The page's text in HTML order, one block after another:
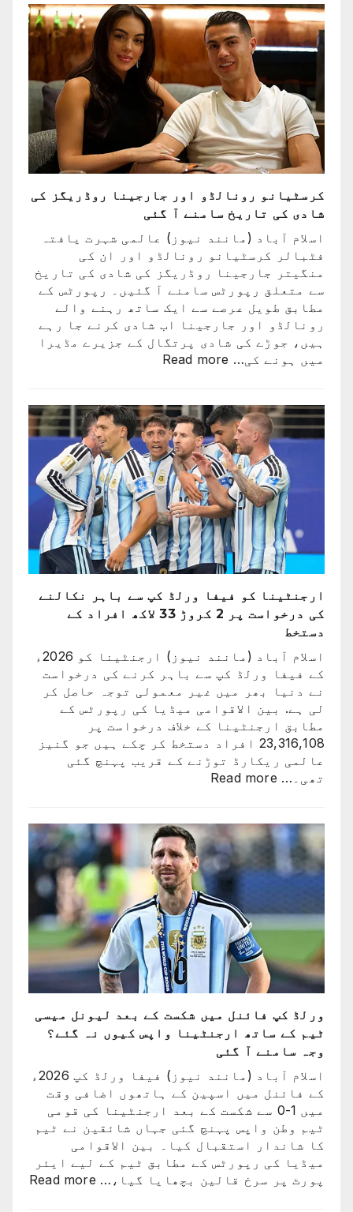
کرسٹیانو رونالڈو اور جارجینا روڈریگز کی
شادی کی تاریخ سامنے آ گئی
اسلام آباد (مانند نیوز) عالمی شہرت یافتہ
فٹبالر کرسٹیانو رونالڈو اور ان کی
منگیتر جارجینا روڈریگز کی شادی کی تاریخ
سے متعلق رپورٹس سامنے آ گئیں۔ رپورٹس کے
مطابق طویل عرصے سے ایک ساتھ رہنے والے
رونالڈو اور جارجینا اب شادی کرنے جا رہے
ہیں، جوڑے کی شادی پرتگال کے جزیرے مڈیرا
میں ہونے کی… Read more
اور
جارجینا
روڈریگز
کی
شادی
کی
تاریخ
سامنے
آ
گئی
ارجنٹینا کو فیفا ورلڈ کپ سے باہر نکالنے
کی درخواست پر 2 کروڑ 33 لاکھ افراد کے
دستخط
اسلام آباد (مانند نیوز) ارجنٹینا کو 2026ء
کے فیفا ورلڈ کپ سے باہر کرنے کی درخواست
نے دنیا بھر میں غیر معمولی توجہ حاصل کر
لی ہے. بین الاقوامی میڈیا کی رپورٹس کے
مطابق ارجنٹینا کے خلاف درخواست پر
23,316,108 افراد دستخط کر چکے ہیں جو گنیز
عالمی ریکارڈ توڑنے کے قریب پہنچ گئی
تھی۔… Read more
فیفا
ورلڈ
کپ
سے
باہر
نکالنے
کی
درخواست
پر
2
33
لاکھ
کے
دستخط
ورلڈ کپ فائنل میں شکست کے بعد لیونل میسی
ٹیم کے ساتھ ارجنٹینا واپس کیوں نہ گئے؟
وجہ سامنے آ گئی
اسلام آباد (مانند نیوز) فیفا ورلڈ کپ 2026ء
کے فائنل میں اسپین کے ہاتھوں اضافی وقت
میں 1-0 سے شکست کے بعد ارجنٹینا کی قومی
ٹیم وطن واپس پہنچ گئی جہاں شائقین نے ٹیم
کا شاندار استقبال کیا۔ بین الاقوامی
میڈیا کی رپورٹس کے مطابق ٹیم کے لیے ایئر
پورٹ پر سرخ قالین بچھایا گیا،… Read more